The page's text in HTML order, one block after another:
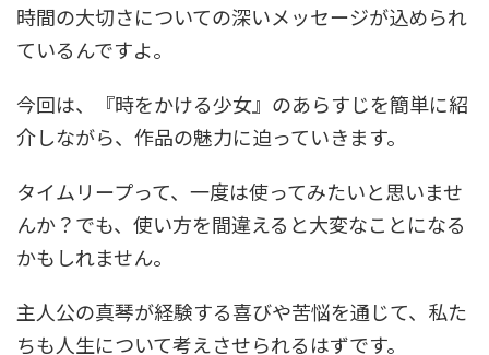
時間の大切さについての深いメッセージが込められ
ているんですよ。
今回は、『時をかける少女』のあらすじを簡単に紹
介しながら、作品の魅力に迫っていきます。
タイムリープって、一度は使ってみたいと思いませ
んか？でも、使い方を間違えると大変なことになる
かもしれません。
主人公の真琴が経験する喜びや苦悩を通じて、私た
ちも人生について考えさせられるはずです。